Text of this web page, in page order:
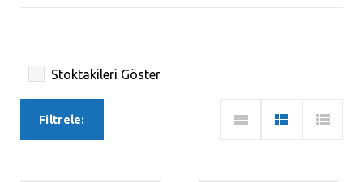
Stoktakileri Göster
Filtrele: